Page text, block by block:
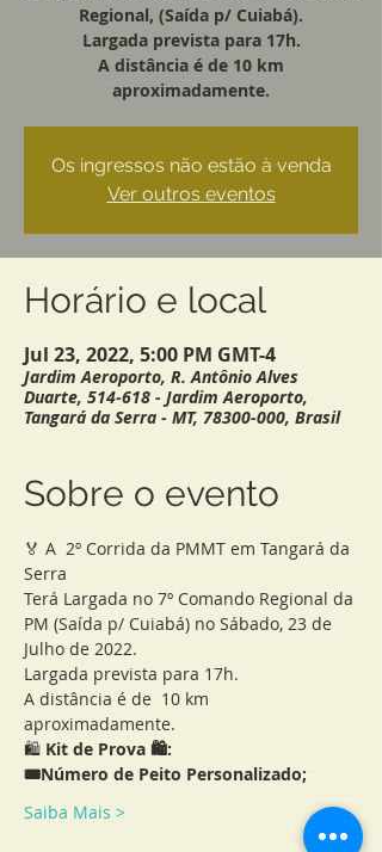
Regional, (Saída p/ Cuiabá).
Largada prevista para 17h.
A distância é de 10 km
aproximadamente.
Os ingressos não estão à venda
Ver outros eventos
Horário e local
Jul 23, 2022, 5:00 PM GMT-4
Jardim Aeroporto, R. Antônio Alves
Duarte, 514-618 - Jardim Aeroporto,
Tangará da Serra - MT, 78300-000, Brasil
Sobre o evento
🏅 A  2º Corrida da PMMT em Tangará da
Serra
Terá Largada no 7º Comando Regional da
PM (Saída p/ Cuiabá) no Sábado, 23 de
Julho de 2022.
Largada prevista para 17h.
A distância é de  10 km
aproximadamente.
🛍 Kit de Prova 🛍:
🎟Número de Peito Personalizado;
Saiba Mais >